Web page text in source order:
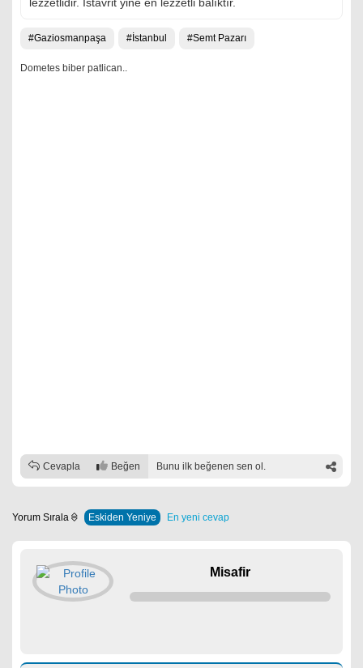
Gaziosmanpaşa İstanbul Semt Pazarı
Dometes biber patlican..
Cevapla Beğen Bunu ilk beğenen sen ol.
Yorum Sırala Eskiden Yeniye En yeni cevap
Misafir